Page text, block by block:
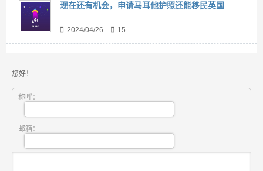
现在还有机会，申请马耳他护照还能移民英国
2024/04/26 15
您好！
称呼：
邮箱：